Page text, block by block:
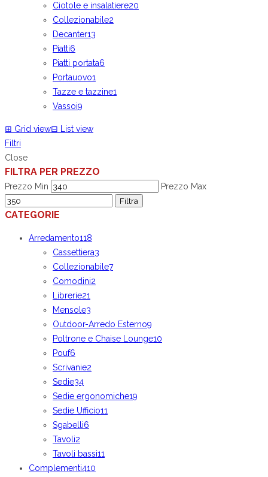
Ciotole e insalatiere20
Collezionabile2
Decanter13
Piatti6
Piatti portata6
Portauovo1
Tazze e tazzine1
Vassoi9
⊞ Grid view⊟
List view
Filtri
Close
FILTRA PER PREZZO
Prezzo Min
Prezzo Max
Filtra
CATEGORIE
Arredamento118
Cassettiera3
Collezionabile7
Comodini2
Librerie21
Mensole3
Outdoor-Arredo Esterno9
Poltrone e Chaise Lounge10
Pouf6
Scrivanie2
Sedie34
Sedie ergonomiche19
Sedie Ufficio11
Sgabelli6
Tavoli2
Tavoli bassi11
Complementi410